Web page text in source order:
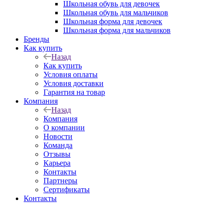
Школьная обувь для девочек
Школьная обувь для мальчиков
Школьная форма для девочек
Школьная форма для мальчиков
Бренды
Как купить
Назад
Как купить
Условия оплаты
Условия доставки
Гарантия на товар
Компания
Назад
Компания
О компании
Новости
Команда
Отзывы
Карьера
Контакты
Партнеры
Сертификаты
Контакты